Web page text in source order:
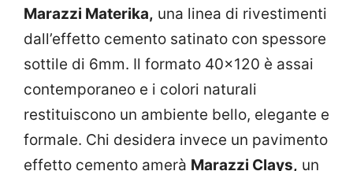
Marazzi Materika, una linea di rivestimenti
dall’effetto cemento satinato con spessore
sottile di 6mm. Il formato 40×120 è assai
contemporaneo e i colori naturali
restituiscono un ambiente bello, elegante e
formale. Chi desidera invece un pavimento
effetto cemento amerà Marazzi Clays, un